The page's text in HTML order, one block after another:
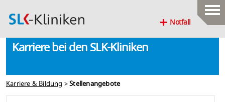
Notfall
Karriere bei den SLK-Kliniken
Karriere & Bildung >Stellenangebote